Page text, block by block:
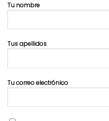
Tu nombre
Tus apellidos
Tu correo electrónico